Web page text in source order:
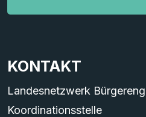
KONTAKT
Landesnetzwerk
Koordinationsstelle